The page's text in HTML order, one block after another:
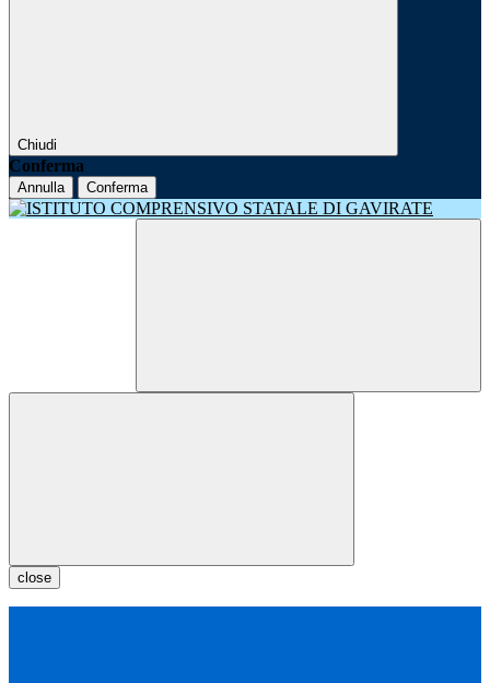
Chiudi
Conferma
Annulla Conferma
close